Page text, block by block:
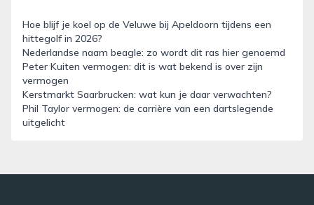
Hoe blijf je koel op de Veluwe bij Apeldoorn tijdens een
hittegolf in 2026?
Nederlandse naam beagle: zo wordt dit ras hier genoemd
Peter Kuiten vermogen: dit is wat bekend is over zijn
vermogen
Kerstmarkt Saarbrucken: wat kun je daar verwachten?
Phil Taylor vermogen: de carrière van een dartslegende
uitgelicht